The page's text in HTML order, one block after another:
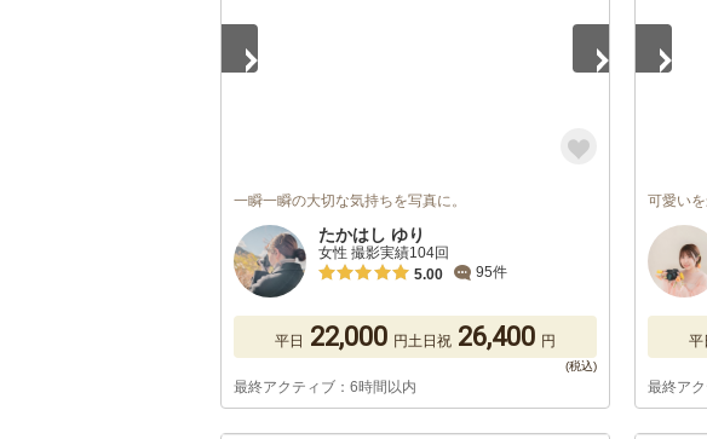
一瞬一瞬の大切な気持ちを写真に。
たかはし ゆり
女性 撮影実績104回
5.00
95件
平日 22,000 円土日祝 26,400 円
最終アクティブ：6時間以内
可愛い
平
最終ア